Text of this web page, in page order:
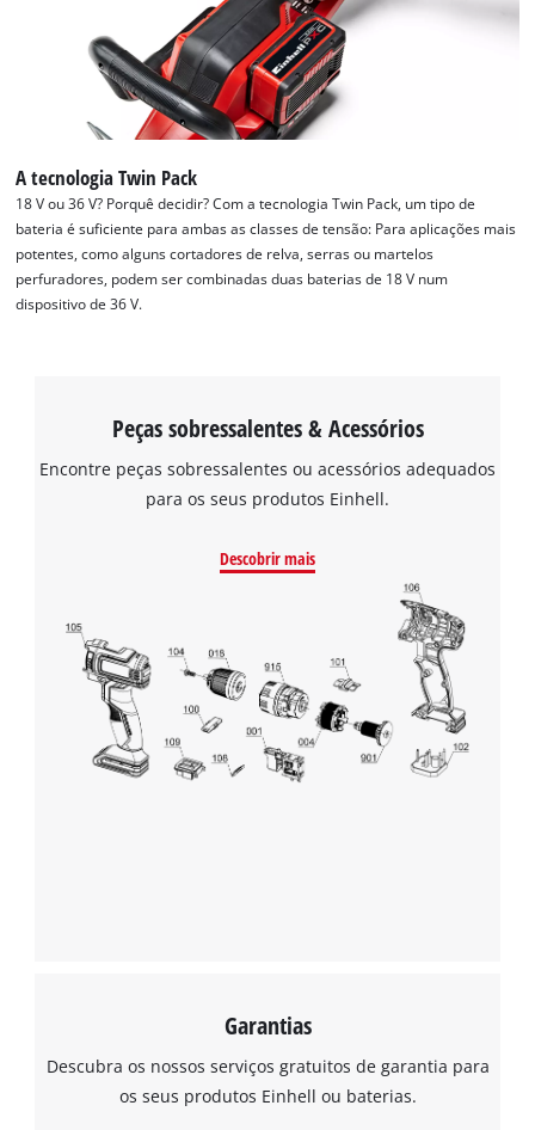
A tecnologia Twin Pack
18 V ou 36 V? Porquê decidir? Com a tecnologia Twin Pack, um tipo de
bateria é suficiente para ambas as classes de tensão: Para aplicações mais
potentes, como alguns cortadores de relva, serras ou martelos
perfuradores, podem ser combinadas duas baterias de 18 V num
dispositivo de 36 V.
Peças sobressalentes & Acessórios
Encontre peças sobressalentes ou acessórios adequados
para os seus produtos Einhell.
Descobrir mais
Garantias
Descubra os nossos serviços gratuitos de garantia para
os seus produtos Einhell ou baterias.